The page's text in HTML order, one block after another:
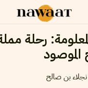
رحلة
نجلاء بن صالح